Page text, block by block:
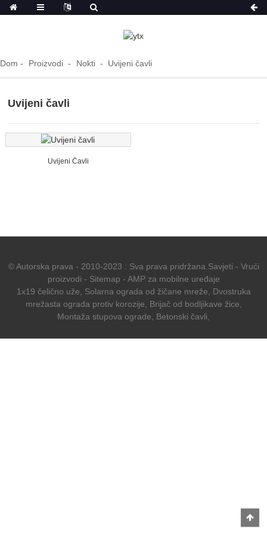
Dom Proizvodi Nokti Uvijeni čavli
Uvijeni čavli
Uvijeni Čavli
© Autorska prava - 2010-2023 : Sva prava pridržana. Savjeti - Vrući
proizvodi - Sitemap - AMP za mobilne uređaje
1x19 čelično uže
Solarna ograda od žičane mreže
Dvostruka
mrežasta ograda protiv korozije
Brijač od bodljikave žice
Montaža stupova ograde
Betonski čavli